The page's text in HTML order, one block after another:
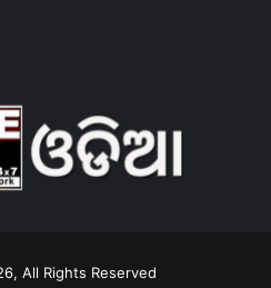
All Rights Reserved